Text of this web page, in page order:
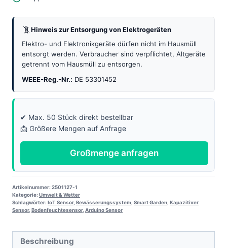
Hinweis zur Entsorgung von Elektrogeräten
Elektro- und Elektronikgeräte dürfen nicht im Hausmüll
entsorgt werden. Verbraucher sind verpflichtet, Altgeräte
getrennt vom Hausmüll zu entsorgen.
WEEE-Reg.-Nr.: DE 53301452
✔ Max. 50 Stück direkt bestellbar
📩 Größere Mengen auf Anfrage
Großmenge anfragen
Artikelnummer:2501127-1
Kategorie:Umwelt & Wetter
Schlagwörter:IoT Sensor, Bewässerungssystem Smart Garden Kapazitiver
Sensor, Bodenfeuchtesensor, Arduino Sensor
Beschreibung